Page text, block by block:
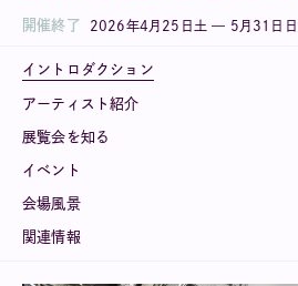
開催終了 2026年4 月 25 日 土— 5 月 31 日 日
イントロダクション
アーティスト紹介
展覧会を知る
イベント
会場風景
関連情報